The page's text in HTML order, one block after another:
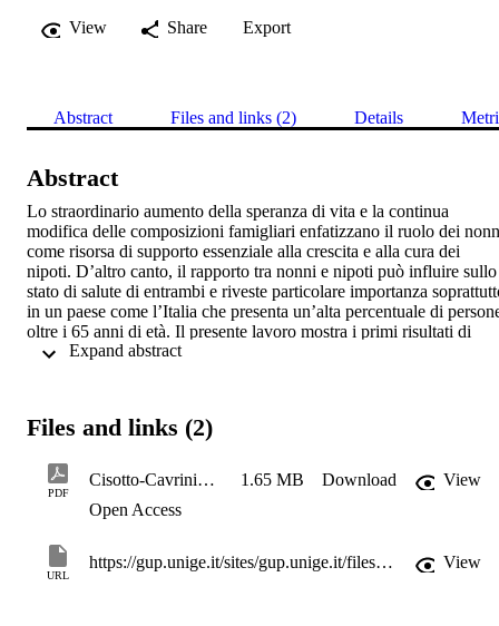
View
Share Export
Abstract Files and links (2) Details
Abstract
Lo straordinario aumento della speranza di vita e la continua
modifica delle composizioni famigliari enfatizzano il ruolo dei
come risorsa di supporto essenziale alla crescita e alla cura dei
nipoti. D’altro canto, il rapporto tra nonni e nipoti può influire sullo
stato di salute di entrambi e riveste particolare importanza
in un paese come l’Italia che presenta un’alta percentuale di
oltre i 65 anni di età. Il presente lavoro mostra i primi risultati di
un’indagine pilota finanziata dalla Libera Università di Bolzano
qualità della vita del paese.
Files and links (2)
PDF
Cisotto-Cavrinietal-AIQUAV2019-Contributibrevi 1.65 MB Download
View
Open Access
URL
https://gup.unige.it/sites/gup.unige.it/files/pagine/AIQUAV 2019 - libro contenuti brevi - ebook indicizzato.pdf#page=164 View